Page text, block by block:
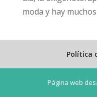
moda y hay
Política
Página web